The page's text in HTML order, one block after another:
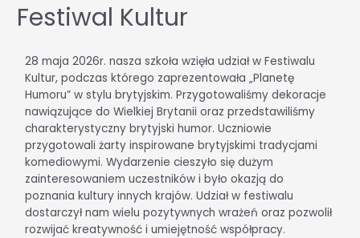
Festiwal Kultur
28 maja 2026r. nasza szkoła wzięła udział w Festiwalu
Kultur, podczas którego zaprezentowała „Planetę
Humoru” w stylu brytyjskim. Przygotowaliśmy dekoracje
nawiązujące do Wielkiej Brytanii oraz przedstawiliśmy
charakterystyczny brytyjski humor. Uczniowie
przygotowali żarty inspirowane brytyjskimi tradycjami
komediowymi. Wydarzenie cieszyło się dużym
zainteresowaniem uczestników i było okazją do
poznania kultury innych krajów. Udział w festiwalu
dostarczył nam wielu pozytywnych wrażeń oraz pozwolił
rozwijać kreatywność i umiejętność współpracy.